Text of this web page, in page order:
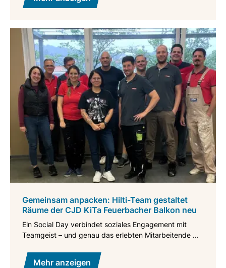
Gemeinsam anpacken: Hilti-Team gestaltet
Räume der CJD KiTa Feuerbacher Balkon neu
Ein Social Day verbindet soziales Engagement mit
Teamgeist – und genau das erlebten Mitarbeitende ...
Mehr anzeigen